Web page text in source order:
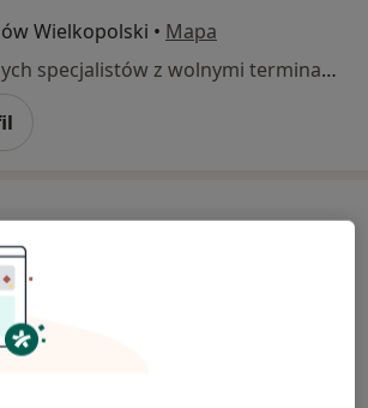
Wielkopolski • Mapa
Brak dostępnych specjalistów z wolnymi terminami w tym centrum medycznym.